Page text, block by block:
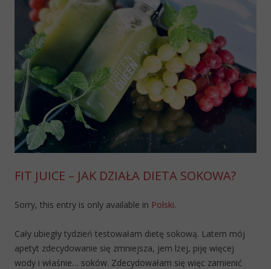
FIT JUICE – JAK DZIAŁA DIETA SOKOWA?
Sorry, this entry is only available in Polski.
Cały ubiegły tydzień testowałam dietę sokową. Latem mój
apetyt zdecydowanie się zmniejsza, jem lżej, piję więcej
wody i właśnie… soków. Zdecydowałam się więc zamienić